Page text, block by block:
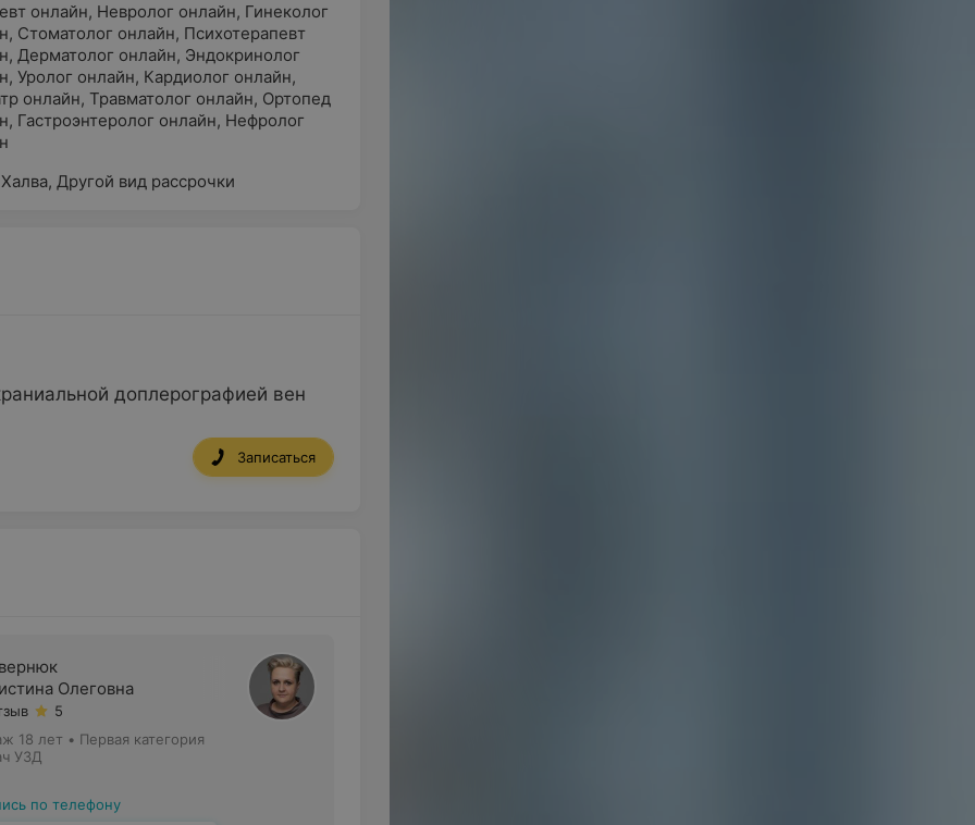
онлайн, Невролог онлайн, Гинеколог
, Стоматолог онлайн, Психотерапевт
,Дерматолог онлайн, Эндокринолог
,Уролог онлайн, Кардиолог онлайн,
онлайн,Травматолог онлайн, Ортопед
, Гастроэнтеролог онлайн, Нефролог
,Другой вид рассрочки
доплерографией вен
Записаться
Олеговна
5
18 лет • Первая категория
УЗД
по телефону